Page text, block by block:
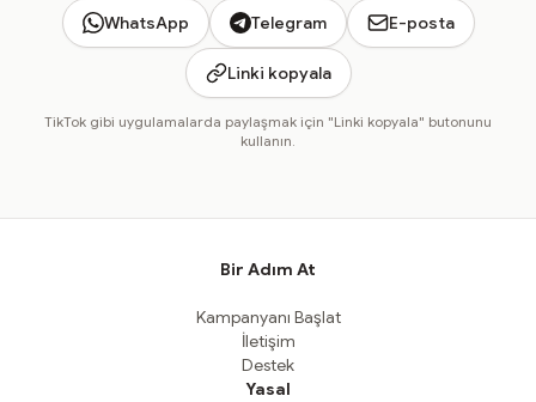
WhatsApp Telegram E-posta
Linki kopyala
TikTok gibi uygulamalarda paylaşmak için "Linki kopyala" butonunu
kullanın.
Bir Adım At
Kampanyanı Başlat
İletişim
Destek
Yasal